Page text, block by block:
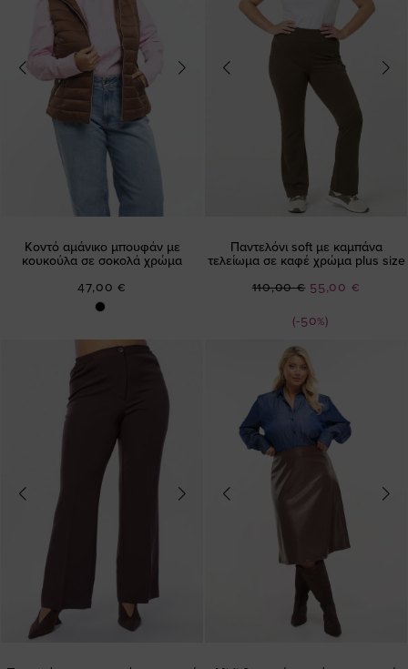
Κοντό αμάνικο μπουφάν με
κουκούλα σε σοκολά χρώμα
47,00 €
Παντελόνι soft με καμπάνα
τελείωμα σε καφέ χρώμα plus size
(-50%)
Ειδική
55,00 €
110,00 €